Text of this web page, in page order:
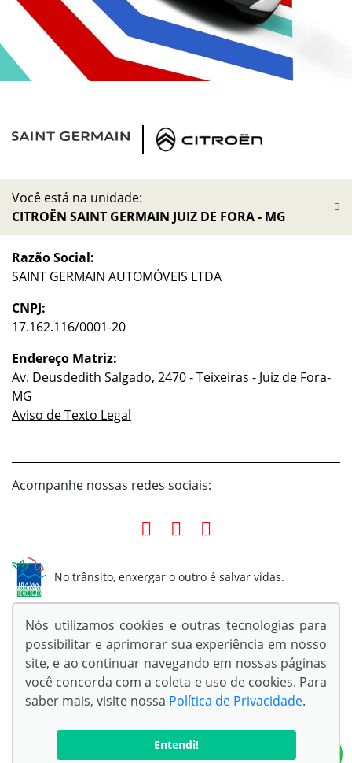
Você está na unidade:
CITROËN SAINT GERMAIN JUIZ DE FORA - MG
Razão Social:
SAINT GERMAIN AUTOMÓVEIS LTDA
CNPJ:
17.162.116/0001-20
Endereço Matriz:
Av. Deusdedith Salgado, 2470 - Teixeiras - Juiz de Fora-
MG
Aviso de Texto Legal
Acompanhe nossas redes sociais:
No trânsito, enxergar o outro é salvar vidas.
© Copyright 2026
AutoForce - Todos os direitos reservados.
Confira a nossaPolítica de privacidade.
Nós utilizamos cookies e outras tecnologias para
possibilitar e aprimorar sua experiência em nosso
site, e ao continuar navegando em nossas páginas
você concorda com a coleta e uso de cookies. Para
saber mais, visite nossa Política de Privacidade.
Entendi!